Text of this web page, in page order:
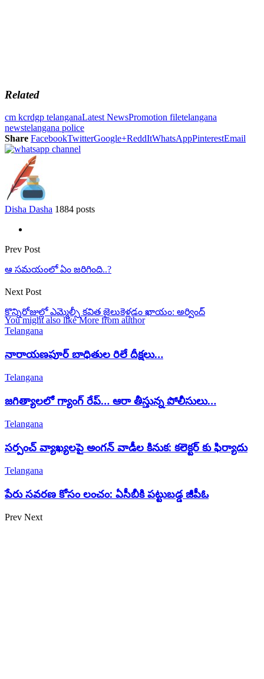
Related
cm kcrdgp telanganaLatest NewsPromotion filetelangana
newstelangana police
Share FacebookTwitterGoogle+ReddItWhatsAppPinterestEmail
Disha Dasha 1884 posts
Prev Post
ఆ సమయంలో ఏం జరిగింది..?
Next Post
కొన్నిరోజుల్లో ఎమ్మెల్సీ కవిత జైలుకెళ్లడం ఖాయం: అర్వింద్
You might also like More from author
Telangana
నారాయణపూర్ బాధితుల రిలే దీక్షలు…
Telangana
జగిత్యాలలో గ్యాంగ్ రేప్… ఆరా తీస్తున్న పోలీసులు…
Telangana
సర్పంచ్ వ్యాఖ్యలపై అంగన్ వాడీల కినుక: కలెక్టర్ కు ఫిర్యాదు
Telangana
పేరు సవరణ కోసం లంచం: ఏసీబీకి పట్టుబడ్డ జీపీఓ
Prev Next